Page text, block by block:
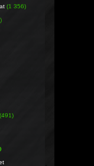
(1 356)